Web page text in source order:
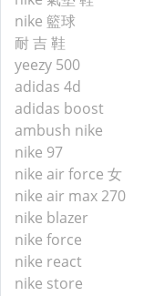
nike 籃球
耐 吉 鞋
yeezy 500
adidas 4d
adidas boost
ambush nike
nike 97
nike air force 女
nike air max 270
nike blazer
nike force
nike react
nike store